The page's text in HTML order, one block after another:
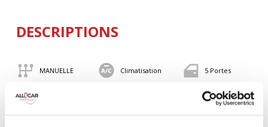
DESCRIPTIONS
MANUELLE Climatisation 5 Portes
BLUETOOTH 82 CV
Valise